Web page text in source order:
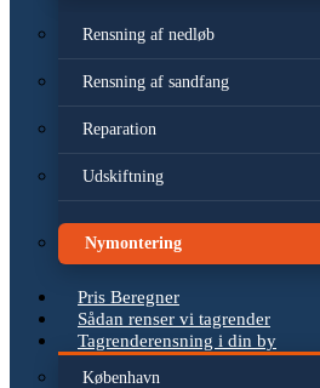
Rensning af nedløb
Rensning af sandfang
Reparation
Udskiftning
Nymontering
Pris Beregner
Sådan renser vi tagrender
Tagrenderensning i din by
København